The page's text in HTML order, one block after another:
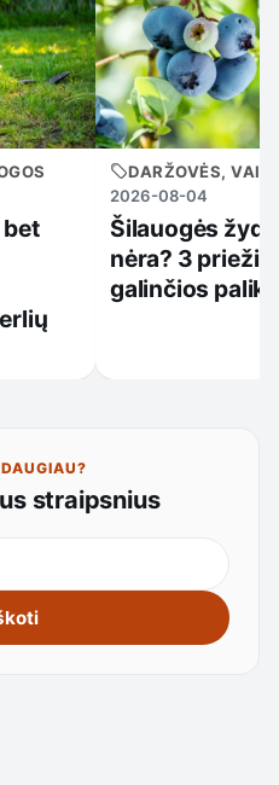
DARŽOVĖS,
2026-08-04
Šilauogės
nėra? 3
galinčios
straipsnius